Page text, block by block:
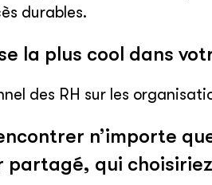
durables.
la plus cool dans
des RH sur les
n’importe
partagé, qui